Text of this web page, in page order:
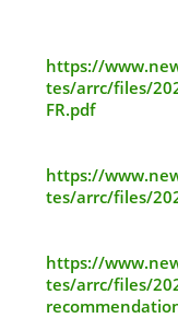
https://
tes/arrc/files/
FR.pdf
https://
tes/arrc/files/
https://
tes/arrc/files/